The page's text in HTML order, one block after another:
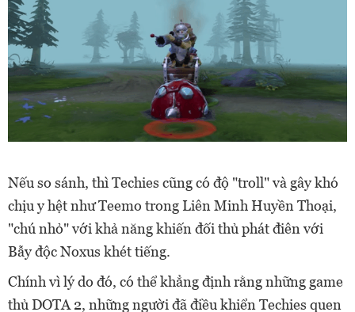
Nếu so sánh, thì Techies cũng có độ "troll" và gây khó
chịu y hệt như Teemo trong Liên Minh Huyền Thoại,
"chú nhỏ" với khả năng khiến đối thủ phát điên với
Bẫy độc Noxus khét tiếng.
Chính vì lý do đó, có thể khẳng định rằng những game
thủ DOTA 2, những người đã điều khiển Techies quen